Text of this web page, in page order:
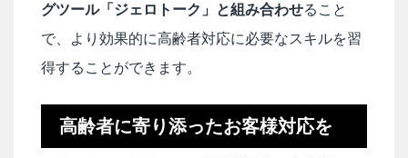
グツール「ジェロトーク」と組み合わせること
で、より効果的に高齢者対応に必要なスキルを習
得することができます。
高齢者に寄り添ったお客様対応を